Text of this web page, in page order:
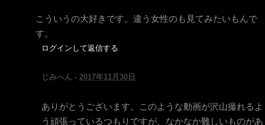
こういうの大好きです。違う女性のも見てみたいもんで
す。
ログインして返信する
じみへん - 2017年11月30日
ありがとうございます。このような動画が沢山撮れるよ
う頑張っているつもりですが、なかなか難しいものがあ